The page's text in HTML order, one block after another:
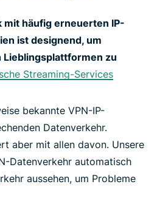
häufig erneuerten IP-
ist designend, um
zu
Streaming-Services
bekannte VPN-IP-
Datenverkehr.
aber mit allen davon. Unsere
Datenverkehr automatisch
aussehen, um Probleme